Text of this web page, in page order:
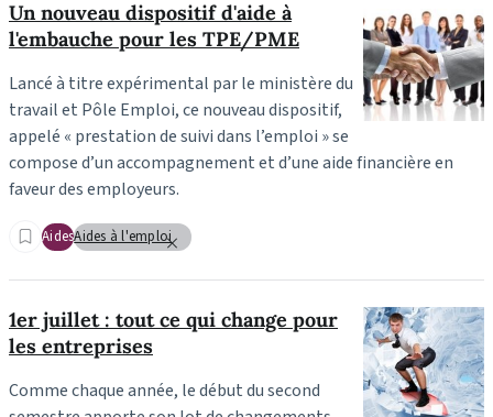
Un nouveau dispositif d'aide à
l'embauche pour les TPE/PME
Lancé à titre expérimental par le ministère du
travail et Pôle Emploi, ce nouveau dispositif,
appelé « prestation de suivi dans l’emploi » se
compose d’un accompagnement et d’une aide financière en
faveur des employeurs.
AidesAides à l'emploi
1er juillet : tout ce qui change pour
les entreprises
Comme chaque année, le début du second